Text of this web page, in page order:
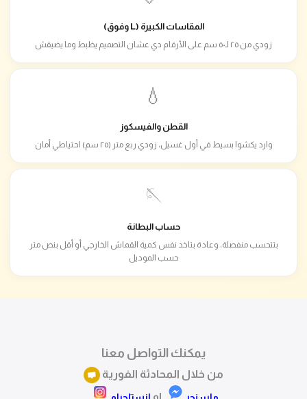
المقاسات الكبيرة (L وفوق)
زودي من ٢٥ لـ٥٠ سم على الأرقام دي عشان التصميم يظبط وما يضيقش
💧
القطن والفيسكوز
وارد يكشوا بسيط في أول غسيل، زودي ربع متر (٢٥ سم) احتياطي أمان
🪡
حساب البطانة
بتتحسب منفصلة، وعادة بتاخد نفس كمية القماش الخارجي أو أقل بنص متر
حسب الموديل
يمكنك التواصل معنا
من خلال المحادثة الفورية
ماسنجر او انستاجرام